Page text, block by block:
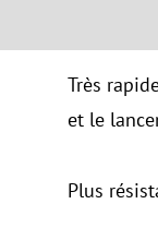
Très
et le
Plus